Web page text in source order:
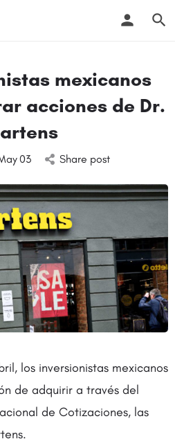
mexicanos
acciones de Dr.
03 Share post
los inversionistas mexicanos
de adquirir a través del
de Cotizaciones, las